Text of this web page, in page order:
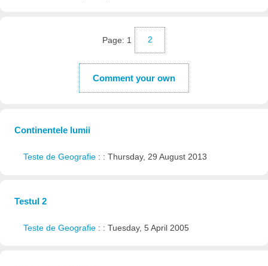
Page: 1 2
Comment your own
Continentele lumii
Teste de Geografie : : Thursday, 29 August 2013
Testul 2
Teste de Geografie : : Tuesday, 5 April 2005